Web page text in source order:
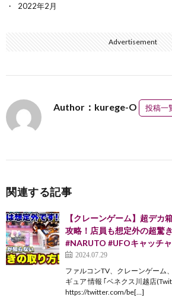
2022年2月
Advertisement
Author：kurege-O 投稿一
関連する記事
【クレーンゲーム】超デカ
攻略！店員も想定外の超驚
#NARUTO #UFOキャッチ
2024.07.29
ファルコンTV、クレーンゲーム
ギュア 情報 ｢ベネクス川越店
https://twitter.com/be[…]